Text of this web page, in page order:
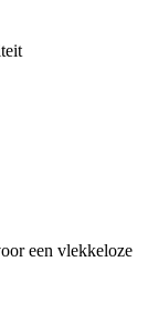
een vlekkeloze